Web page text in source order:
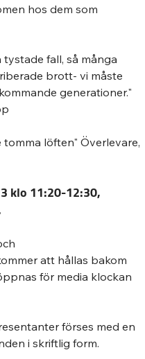
hos dem som
tystade fall, så många
brott- vi måste
generationer."
löften" Överlevare,
klo 11:20-12:30,
att hållas bakom
för media klockan
förses med en
i skriftlig form.